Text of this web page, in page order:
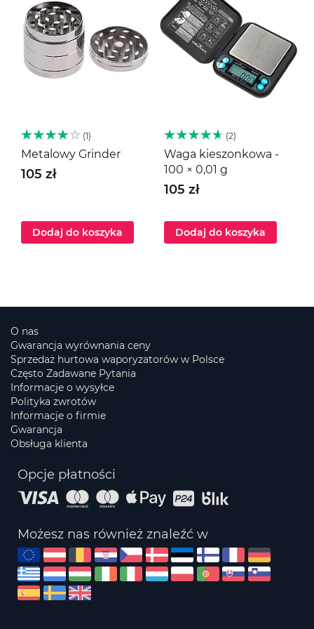
1
Metalowy Grinder
105 zł
Dodaj do koszyka
2
Waga kieszonkowa -
100 × 0,01 g
105 zł
Dodaj do koszyka
O nas
Gwarancja wyrównania ceny
Sprzedaż hurtowa waporyzatorów w Polsce
Często Zadawane Pytania
Informacje o wysyłce
Polityka zwrotów
Informacje o firmie
Gwarancja
Obsługa klienta
Opcje płatności
Możesz nas również znaleźć w